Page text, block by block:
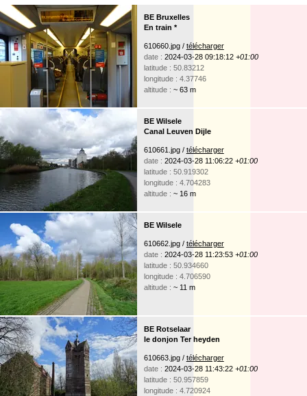
BE Bruxelles
En train *
610660.jpg / télécharger
date : 2024-03-28 09:18:12 +01:00
latitude : 50.83212
longitude : 4.37746
altitude : ~ 63 m
BE Wilsele
Canal Leuven Dijle
610661.jpg / télécharger
date : 2024-03-28 11:06:22 +01:00
latitude : 50.919302
longitude : 4.704283
altitude : ~ 16 m
BE Wilsele
610662.jpg / télécharger
date : 2024-03-28 11:23:53 +01:00
latitude : 50.934660
longitude : 4.706590
altitude : ~ 11 m
BE Rotselaar
le donjon Ter heyden
610663.jpg / télécharger
date : 2024-03-28 11:43:22 +01:00
latitude : 50.957859
longitude : 4.720924